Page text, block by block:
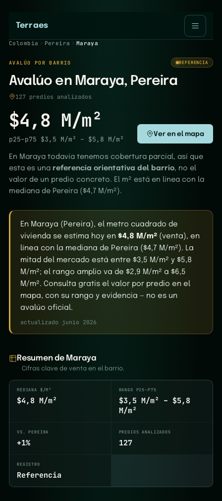
Terraes
Colombia Pereira Maraya
AVALÚO POR BARRIO REFERENCIA
Avalúo en Maraya, Pereira
127 predios analizados
$4,8 M/m²
p25–p75 $3,5 M/m² – $5,8 M/m²
Ver en el mapa
En Maraya todavía tenemos cobertura parcial, así que
esta es una referencia orientativa del barrio, no el
valor de un predio concreto. El m² está en línea con la
mediana de Pereira ($4,7 M/m²).
En Maraya (Pereira), el metro cuadrado de
vivienda se estima hoy en $4,8 M/m² (venta), en
línea con la mediana de Pereira ($4,7 M/m²). La
mitad del mercado está entre $3,5 M/m² y $5,8
M/m²; el rango amplio va de $2,9 M/m² a $6,5
M/m². Consulta gratis el valor por predio en el
mapa, con su rango y evidencia — no es un
avalúo oficial.
actualizado junio 2026
Resumen de Maraya
Cifras clave de venta en el barrio.
MEDIANA $/M²
$4,8 M/m²
RANGO P25–P75
$3,5 M/m² – $5,8
M/m²
VS. PEREIRA
+1%
PREDIOS ANALIZADOS
127
REGISTRO
Referencia